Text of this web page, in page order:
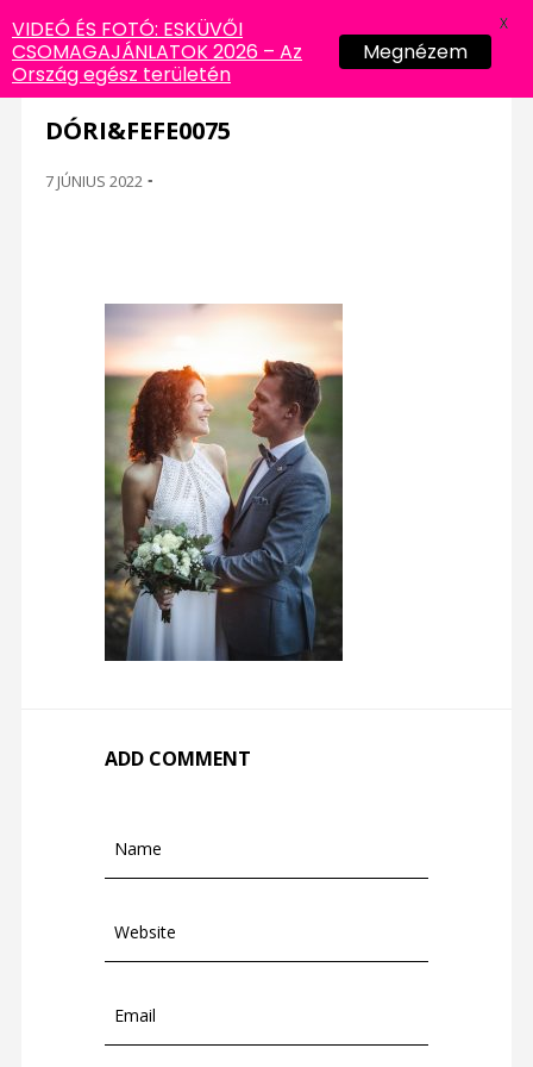
DÓRI&FEFE0075
7 JÚNIUS 2022 -
ADD COMMENT
VIDEÓ ÉS FOTÓ: ESKÜVŐI
CSOMAGAJÁNLATOK 2026 – Az
Ország egész területén
Megnézem
X